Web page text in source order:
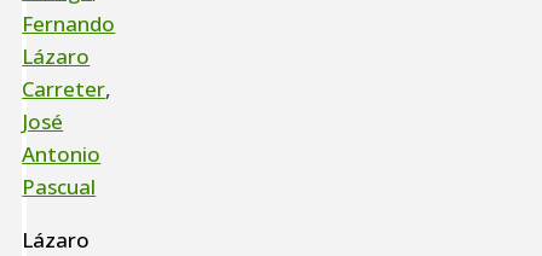
Fernando
Lázaro
Carreter,
José
Antonio
Pascual
Lázaro